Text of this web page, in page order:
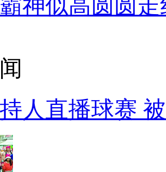
神似高圆圆走
人直播球赛